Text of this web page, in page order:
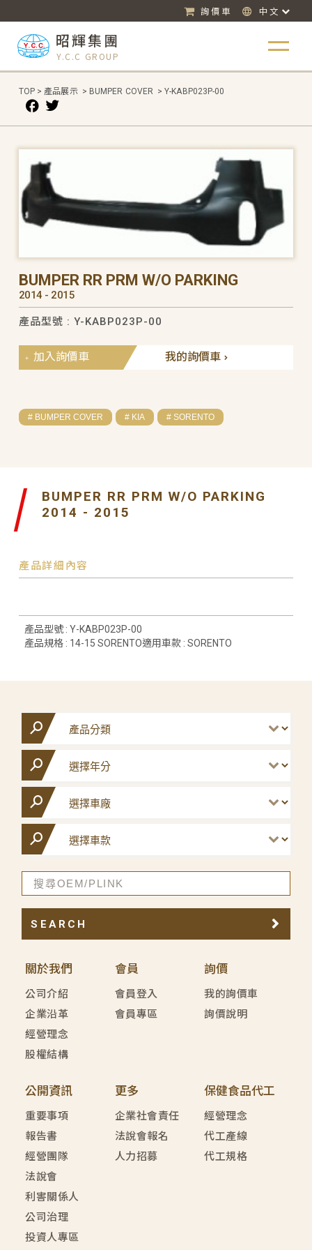
詢價車 中文
昭輝集團
Y.C.C GROUP
TOP > 產品展示 > BUMPER COVER > Y-KABP023P-00
BUMPER RR PRM W/O PARKING
2014 - 2015
產品型號 : Y-KABP023P-00
我的詢價車
加入詢價車
# BUMPER COVER # KIA # SORENTO
BUMPER RR PRM W/O PARKING
2014 - 2015
產品詳細內容
產品型號 : Y-KABP023P-00
產品規格 : 14-15 SORENTO適用車款 : SORENTO
關於我們
公司介紹
企業沿革
經營理念
股權結構
會員
會員登入
會員專區
詢價
我的詢價車
詢價說明
公開資訊
重要事項
報告書
經營團隊
法說會
利害關係人
公司治理
投資人專區
更多
企業社會責任
法說會報名
人力招募
保健食品代工
經營理念
代工產線
代工規格
SEARCH